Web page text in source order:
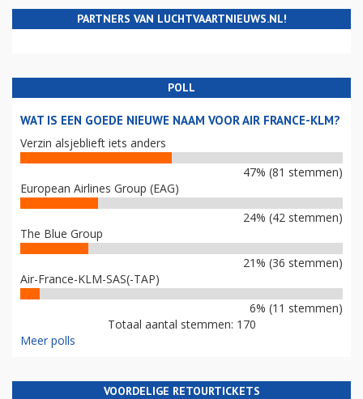
PARTNERS VAN LUCHTVAARTNIEUWS.NL!
POLL
WAT IS EEN GOEDE NIEUWE NAAM VOOR AIR FRANCE-KLM?
Verzin alsjeblieft iets anders
47% (81 stemmen)
European Airlines Group (EAG)
24% (42 stemmen)
The Blue Group
21% (36 stemmen)
Air-France-KLM-SAS(-TAP)
6% (11 stemmen)
Totaal aantal stemmen: 170
Meer polls
VOORDELIGE RETOURTICKETS